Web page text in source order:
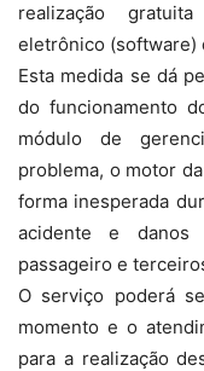
realização
eletrônico (software)
Esta medida se dá
do funcionamento
módulo de
problema, o motor
forma inesperada
acidente e danos
passageiro e
O serviço poderá
momento e o
para a realização